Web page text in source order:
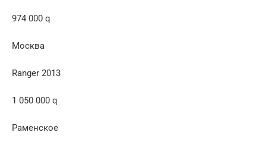
974 000 q
Москва
Ranger 2013
1 050 000 q
Раменское